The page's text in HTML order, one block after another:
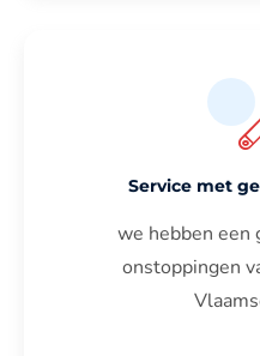
Service met
we hebben een
onstoppingen